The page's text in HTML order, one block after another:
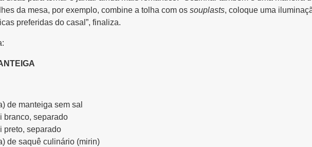
da mesa, por exemplo, combine a tolha com os souplasts, coloque uma
preferidas do casal”, finaliza.
de manteiga sem sal
branco, separado
preto, separado
de saquê culinário (mirin)